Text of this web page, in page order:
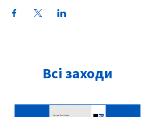
Всі заходи